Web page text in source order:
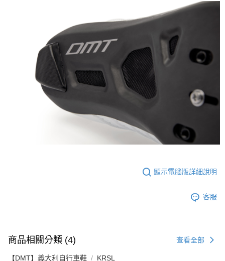
顯示電腦版詳細說明
客服
商品相關分類 (4) 查看全部
【DMT】義大利自行車鞋 KRSL